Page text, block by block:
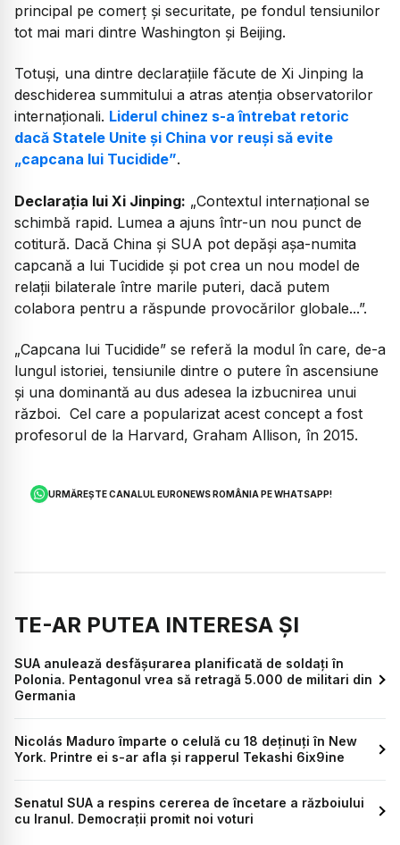
principal pe comerț și securitate, pe fondul tensiunilor
tot mai mari dintre Washington și Beijing.
Totuși, una dintre declarațiile făcute de Xi Jinping la
deschiderea summitului a atras atenția observatorilor
internaționali. Liderul chinez s-a întrebat retoric
dacă Statele Unite și China vor reuși să evite
„capcana lui Tucidide”.
Declarația lui Xi Jinping: „Contextul internațional se
schimbă rapid. Lumea a ajuns într-un nou punct de
cotitură. Dacă China și SUA pot depăși așa-numita
capcană a lui Tucidide și pot crea un nou model de
relații bilaterale între marile puteri, dacă putem
colabora pentru a răspunde provocărilor globale...”.
„Capcana lui Tucidide” se referă la modul în care, de-a
lungul istoriei, tensiunile dintre o putere în ascensiune
și una dominantă au dus adesea la izbucnirea unui
război. Cel care a popularizat acest concept a fost
profesorul de la Harvard, Graham Allison, în 2015.
URMĂREȘTE CANALUL EURONEWS ROMÂNIA PE WHATSAPP!
TE-AR PUTEA INTERESA ȘI
SUA anulează desfășurarea planificată de soldați în
Polonia. Pentagonul vrea să retragă 5.000 de militari din
Germania
Nicolás Maduro împarte o celulă cu 18 deținuți în New
York. Printre ei s-ar afla și rapperul Tekashi 6ix9ine
Senatul SUA a respins cererea de încetare a războiului
cu Iranul. Democrații promit noi voturi